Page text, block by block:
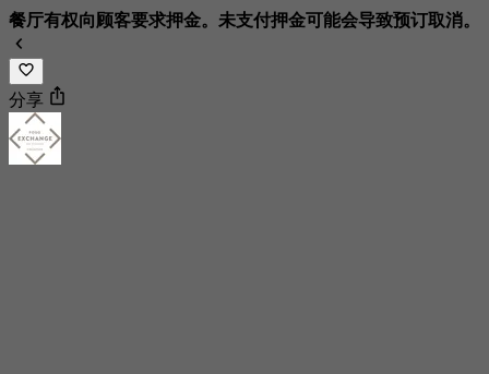
餐厅有权向顾客要求押金。未支付押金可能会导致预订取消。
分享